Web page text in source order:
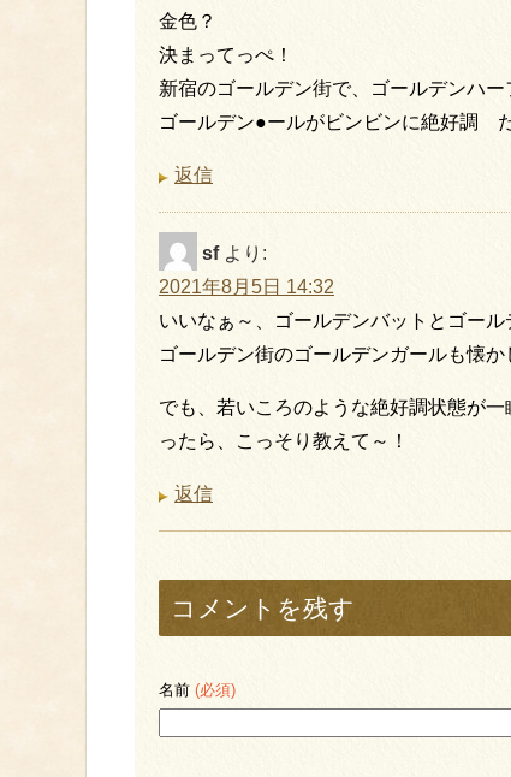
金色？
決まってっぺ！
新宿のゴールデン街で、ゴールデンハ
ゴールデン●ールがビンビンに絶好調 だ
返信
sf より:
2021年8月5日 14:32
いいなぁ～、ゴールデンバットとゴー
ゴールデン街のゴールデンガールも懐か
でも、若いころのような絶好調状態が
ったら、こっそり教えて～！
返信
コメントを残す
名前 (必須)